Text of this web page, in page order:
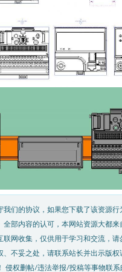
我们的协议，如果您下载了该资源行
全部内容的认可，本网站资源大都来
联网收集，仅供用于学习和交流，请
、不妥之处，请联系站长并出示版权
侵权删帖/违法举报/投稿等事物联系